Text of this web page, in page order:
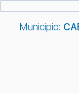
Municipio: